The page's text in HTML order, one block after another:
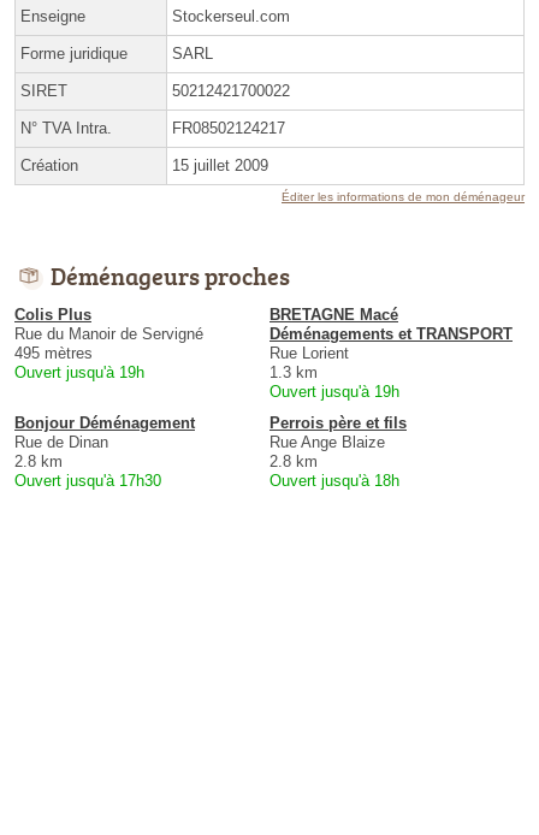
Enseigne Stockerseul.com
Forme juridique SARL
SIRET 50212421700022
N° TVA Intra. FR08502124217
Création 15 juillet 2009
Éditer les informations de mon déménageur
Déménageurs proches
Colis Plus
Rue du Manoir de Servigné
495 mètres
Ouvert jusqu'à 19h
BRETAGNE Macé
Déménagements et TRANSPORT
Rue Lorient
1.3 km
Ouvert jusqu'à 19h
Bonjour Déménagement
Rue de Dinan
2.8 km
Ouvert jusqu'à 17h30
Perrois père et fils
Rue Ange Blaize
2.8 km
Ouvert jusqu'à 18h